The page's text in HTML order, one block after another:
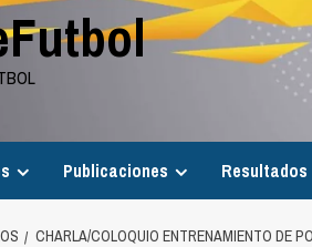
Publicaciones
CHARLA/COLOQUIO ENTRENAMIENTO DE